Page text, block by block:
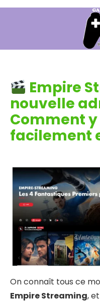
Empire
nouvelle
Comment
facilement
On connaît tous ce
Empire Streaming,